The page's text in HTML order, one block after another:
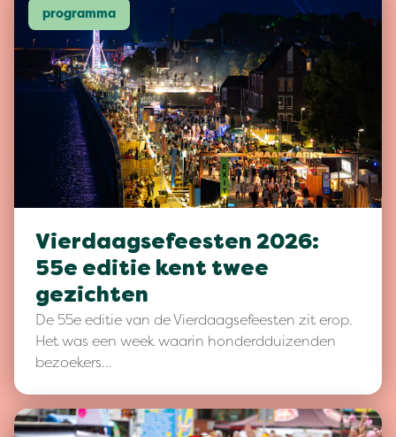
programma
Vierdaagsefeesten 2026:
55e editie kent twee
gezichten
De 55e editie van de Vierdaagsefeesten zit erop.
Het was een week waarin honderdduizenden
bezoekers…